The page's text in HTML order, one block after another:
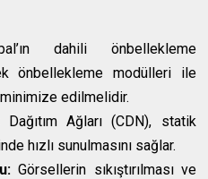
dahili önbellekleme
önbellekleme modülleri ile
edilmelidir.
Ağları (CDN), statik
hızlı sunulmasını sağlar.
Görsellerin sıkıştırılması ve